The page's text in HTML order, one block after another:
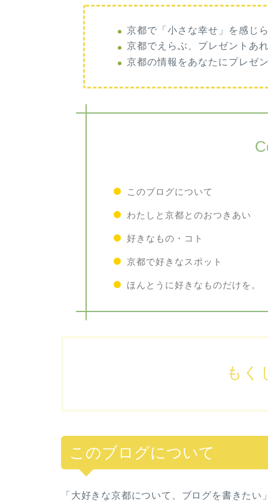
京都で「小さな幸せ」を感じ
京都でえらぶ、プレゼントあ
京都の情報をあなたにプレゼン
このブログについて
わたしと京都とのおつきあい
好きなもの・コト
京都で好きなスポット
ほんとうに好きなものだけを。
もく
このブログについて
「大好きな京都について、ブログを書きたい」